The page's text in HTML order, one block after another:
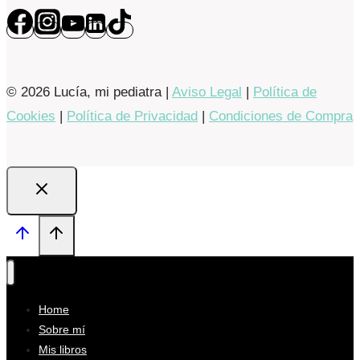
© 2026 Lucía, mi pediatra | Aviso Legal | Política de
Cookies | Política de Privacidad | Condiciones de Compra
Home
Sobre mí
Mis libros